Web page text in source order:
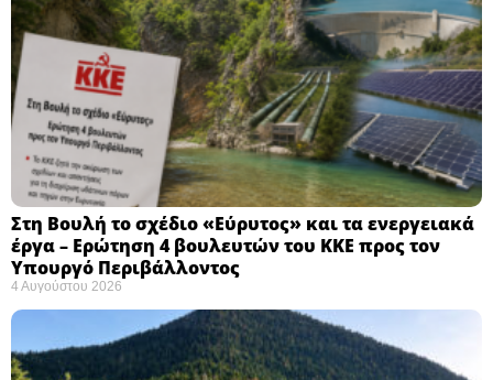
Στη Βουλή το σχέδιο «Εύρυτος» και τα ενεργειακά
έργα – Ερώτηση 4 βουλευτών του ΚΚΕ προς τον
Υπουργό Περιβάλλοντος
4 Αυγούστου 2026